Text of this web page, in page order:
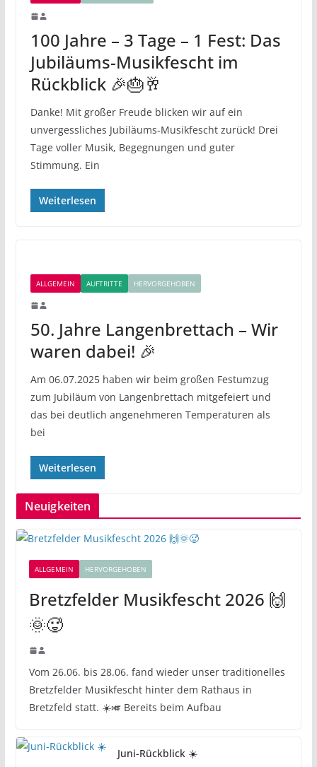
100 Jahre – 3 Tage – 1 Fest: Das
Jubiläums-Musikfescht im
Rückblick 🎉🎂🥂
Danke! Mit großer Freude blicken wir auf ein
unvergessliches Jubiläums-Musikfescht zurück! Drei
Tage voller Musik, Begegnungen und guter
Stimmung. Ein
Weiterlesen
ALLGEMEIN AUFTRITTE HERVORGEHOBEN
50. Jahre Langenbrettach – Wir
waren dabei! 🎉
Am 06.07.2025 haben wir beim großen Festumzug
zum Jubiläum von Langenbrettach mitgefeiert und
das bei deutlich angenehmeren Temperaturen als
bei
Weiterlesen
Neuigkeiten
ALLGEMEIN HERVORGEHOBEN
Bretzfelder Musikfescht 2026 🙌
🌞🥵
Vom 26.06. bis 28.06. fand wieder unser traditionelles
Bretzfelder Musikfescht hinter dem Rathaus in
Bretzfeld statt. ☀️🎺 Bereits beim Aufbau
Juni-Rückblick ☀️